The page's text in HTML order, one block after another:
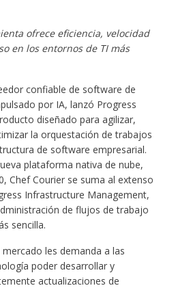
ofrece eficiencia, velocidad
en los entornos de TI más
confiable de software de
por IA, lanzó Progress
diseñado para agilizar,
la orquestación de trabajos
de software empresarial.
plataforma nativa de nube,
Chef Courier se suma al extenso
Infrastructure Management,
de flujos de trabajo
sencilla.
mercado les demanda a las
poder desarrollar y
actualizaciones de